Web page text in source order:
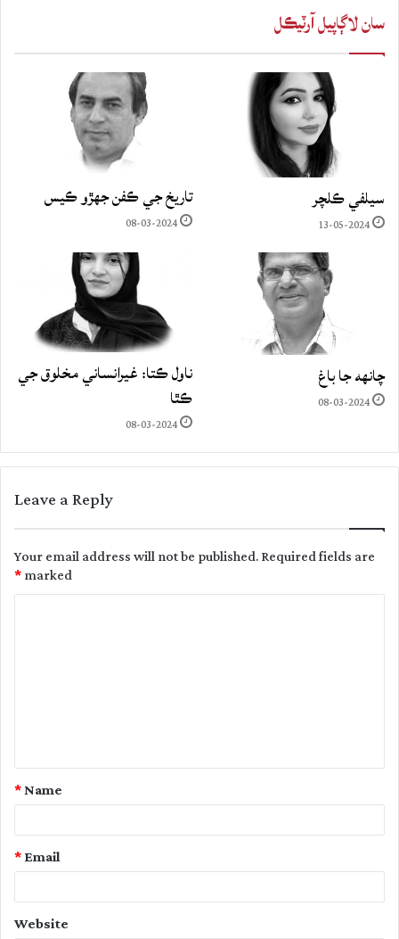
سان لاڳاپيل آرٽيڪل
سيلفي ڪلچر
13-05-2024
تاريخ جي ڪفن جھڙو ڪيس
08-03-2024
چانهه جا باغ
08-03-2024
ناول ڪتا: غيرانساني مخلوق جي
ڪٿا
08-03-2024
Leave a Reply
Your email address will not be published.Required fields are
marked
*
t
Name
*
Email
*
Website